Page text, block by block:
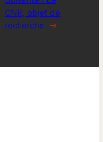
CNR, objet de
recherche
→